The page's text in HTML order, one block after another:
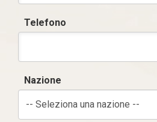
Telefono
Nazione
-- Seleziona una nazione --